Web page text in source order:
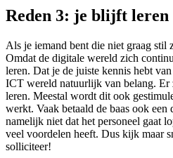
Reden 3: je blijft leren
Als je iemand bent die niet graag
Omdat de digitale wereld zich
leren. Dat je de juiste kennis hebt
ICT wereld natuurlijk van belang.
leren. Meestal wordt dit ook
werkt. Vaak betaald de baas ook
namelijk niet dat het personeel gaat
veel voordelen heeft. Dus kijk maar
solliciteer!